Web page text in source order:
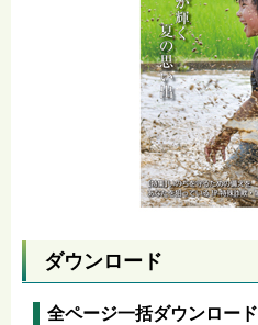
ダウンロード
全ページ一括ダウンロード